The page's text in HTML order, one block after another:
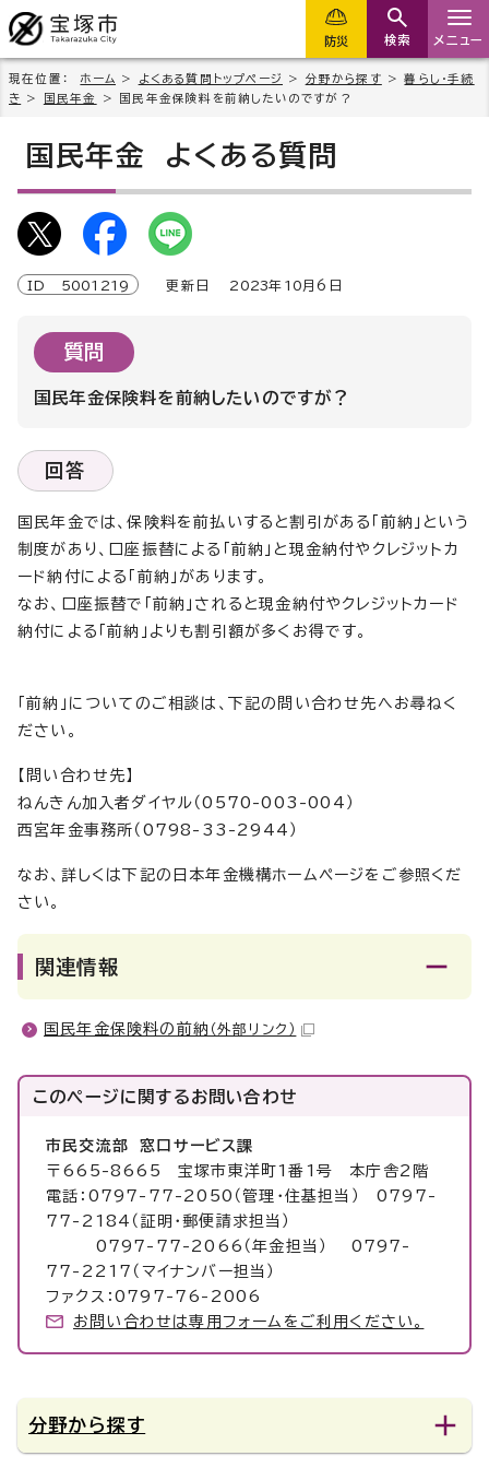
防災 検索 メニュー
現在位置： ホーム > よくある質問トップページ > 分野から探す >暮らし・手続
き
> 国民年金 > 国民年金保険料を前納したいのですが？
国民年金 よくある質問
ID 5001219 更新日 2023年 10 月6日
質問
国民年金保険料を前納したいのですが？
回答
国民年金では、保険料を前払いすると割引がある「前納」という
制度があり、口座振替による「前納」と現金納付やクレジットカ
ード納付による「前納」があります。
なお、口座振替で「前納」されると現金納付やクレジットカード
納付による「前納」よりも割引額が多くお得です。
「前納」についてのご相談は、下記の問い合わせ先へお尋ねく
ださい。
【問い合わせ先】
ねんきん加入者ダイヤル（0570-003-004）
西宮年金事務所（0798-33-2944）
なお、詳しくは下記の日本年金機構ホームページをご参照くだ
さい。
関連情報
国民年金保険料の前納 （外部リンク）
このページに関するお問い合わせ
市民交流部 窓口サービス課
〒665-8665 宝塚市東洋町1番1号 本庁舎2階
電話：0797-77-2050（管理・住基担当） 0797-
77-2184（証明・郵便請求担当）
0797-77-2066（年金担当） 0797-
77-2217（マイナンバー担当）
ファクス：0797-76-2006
お問い合わせは専用フォームをご利用ください。
分野から探す